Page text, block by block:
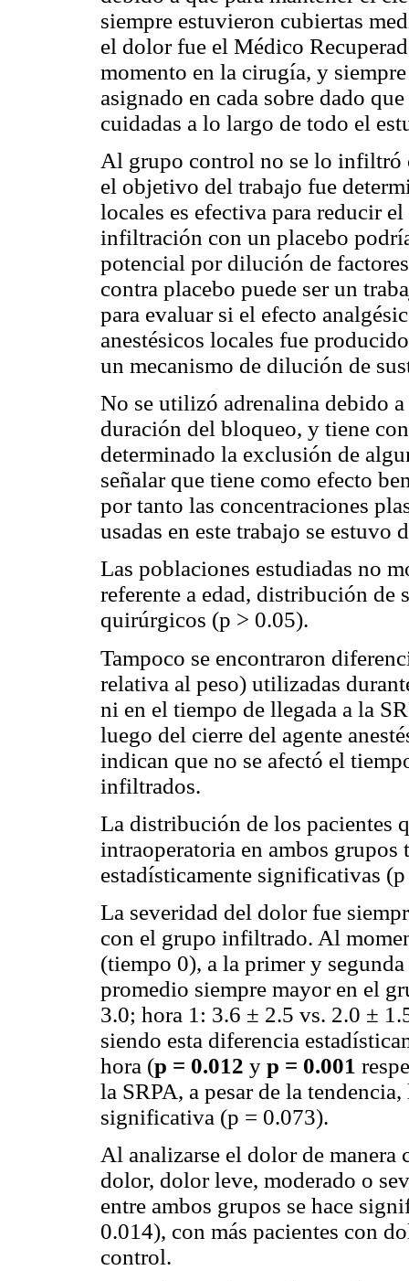
siempre estuvieron cubiertas
el dolor fue el Médico
momento en la cirugía, y
asignado en cada sobre dado
cuidadas a lo largo de todo el
Al grupo control no se lo infiltró
el objetivo del trabajo fue
locales es efectiva para reducir
infiltración con un placebo
potencial por dilución de
contra placebo puede ser un
para evaluar si el efecto
anestésicos locales fue
un mecanismo de dilución de
No se utilizó adrenalina debido
duración del bloqueo, y tiene
determinado la exclusión de
señalar que tiene como efecto
por tanto las concentraciones
usadas en este trabajo se
Las poblaciones estudiadas no
referente a edad, distribución de
quirúrgicos (p > 0.05).
Tampoco se encontraron
relativa al peso) utilizadas
ni en el tiempo de llegada a la
luego del cierre del agente
indican que no se afectó el
infiltrados.
La distribución de los pacientes
intraoperatoria en ambos
estadísticamente significativas
La severidad del dolor fue
con el grupo infiltrado. Al
(tiempo 0), a la primer y
promedio siempre mayor en el
3.0; hora 1: 3.6 ± 2.5 vs. 2.0 ±
siendo esta diferencia
hora (p = 0.012 y p = 0.001
la SRPA, a pesar de la
significativa (p = 0.073).
Al analizarse el dolor de
dolor, dolor leve, moderado o
entre ambos grupos se hace
0.014), con más pacientes con
control.